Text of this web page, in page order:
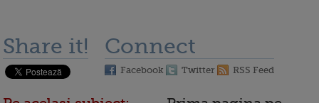
Share it! Connect
Facebook Twitter RSS Feed